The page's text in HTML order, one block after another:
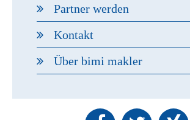
Partner werden
Kontakt
Über bimi makler